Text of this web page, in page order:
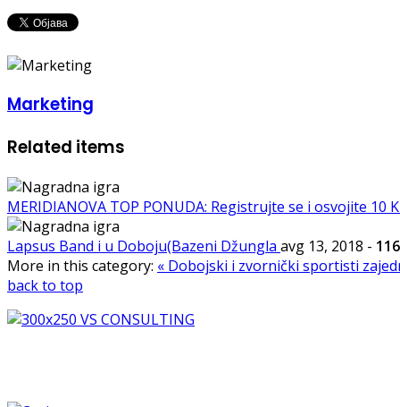
Marketing
Related items
MERIDIANOVA TOP PONUDA: Registrujte se i osvojite 10
Lapsus Band i u Doboju(Bazeni Džungla avg 13, 2018 -
More in this category: « Dobojski i zvornički sportisti
back to top